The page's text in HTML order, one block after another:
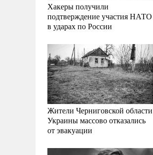
Хакеры получили
подтверждение участия НАТО
в ударах по России
Жители Черниговской области
Украины массово отказались
от эвакуации